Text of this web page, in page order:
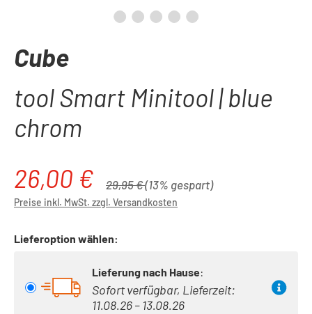
Cube
tool Smart Minitool | blue
chrom
Verkaufspreis:
26,00 € Regulärer Preis:
29,95 €(13% gespart)
Preise inkl. MwSt. zzgl. Versandkosten
Lieferoption wählen:
Lieferung nach Hause:
Sofort verfügbar, Lieferzeit:
11.08.26 – 13.08.26